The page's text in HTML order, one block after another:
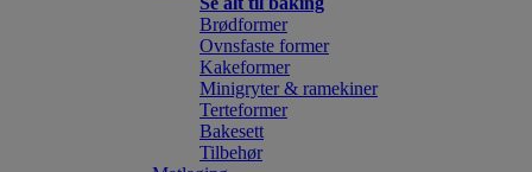
Brødformer
Ovnsfaste former
Kakeformer
Minigryter & ramekiner
Terteformer
Bakesett
Tilbehør